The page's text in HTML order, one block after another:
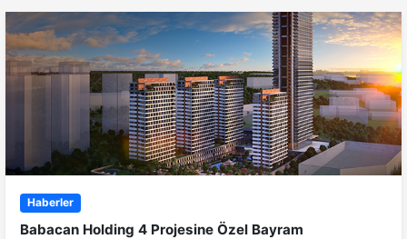
Haberler
Babacan Holding 4 Projesine Özel Bayram